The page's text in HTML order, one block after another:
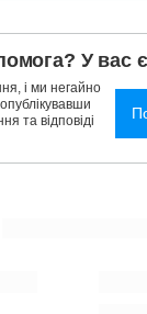
У вас
і ми негайно
та відповіді